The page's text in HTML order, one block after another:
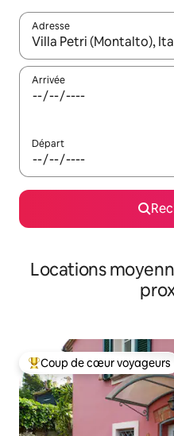
Adresse
Lorsque les résultats
Arrivée
Départ
Locations
Coups de cœur voyageurs
Coup de cœur voyageurs